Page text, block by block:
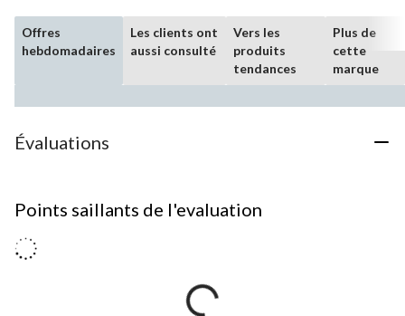
Offres
hebdomadaires
Les clients ont
aussi consulté
Vers les
produits
tendances
Plus de
cette
marque
Évaluations
Points saillants de l'evaluation